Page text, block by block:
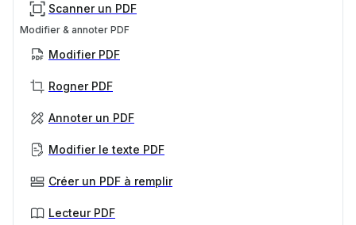
Scanner un PDF
Modifier & annoter PDF
Modifier PDF
Rogner PDF
Annoter un PDF
Modifier le texte PDF
Créer un PDF à remplir
Lecteur PDF